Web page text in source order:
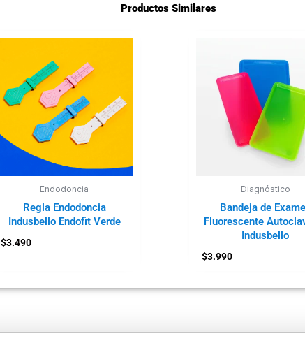
Productos Similares
Endodoncia
Regla Endodoncia
Indusbello Endofit Verde
$3.490
Diagnóstico
Bandeja de
Fluorescente
Indusbello
$3.990